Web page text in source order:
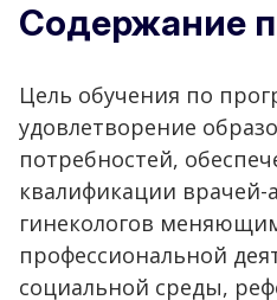
Содержание
Цель обучения по
удовлетворение
потребностей,
квалификации врачей-
гинекологов
профессиональной
социальной среды,